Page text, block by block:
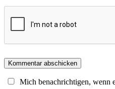
Mich benachrichtigen, wenn